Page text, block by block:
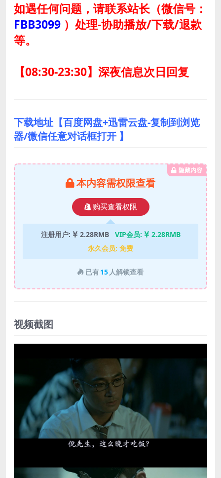
如遇任何问题，请联系站长（微信号：
FBB3099 ） 处理-协助播放/下载/退款
等。
【08:30-23:30】深夜信息次日回复
下载地址【百度网盘+迅雷云盘-复制到浏览
器/微信任意对话框打开 】
隐藏内容
本内容需权限查看
购买查看权限
注册用户: 2.28RMB VIP会员:
2.28RMB
永久会员: 免费
已有15 人解锁查看
视频截图